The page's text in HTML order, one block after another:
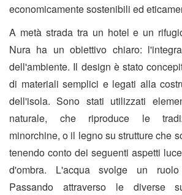
economicamente sostenibili ed
A metà strada tra un hotel e un
Nura ha un obiettivo chiaro:
dell'ambiente. Il design è stato
di materiali semplici e legati alla
dell'isola. Sono stati utilizzati
naturale, che riproduce le
minorchine, o il legno su strutture che
tenendo conto dei seguenti aspetti
d'ombra. L'acqua svolge un
Passando attraverso le diverse